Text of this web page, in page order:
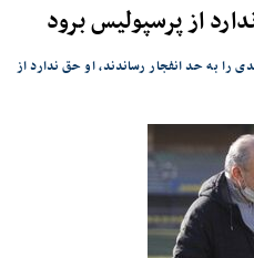
از پرسپولیس برود
به حد انفجار رساندند، او حق ندارد از